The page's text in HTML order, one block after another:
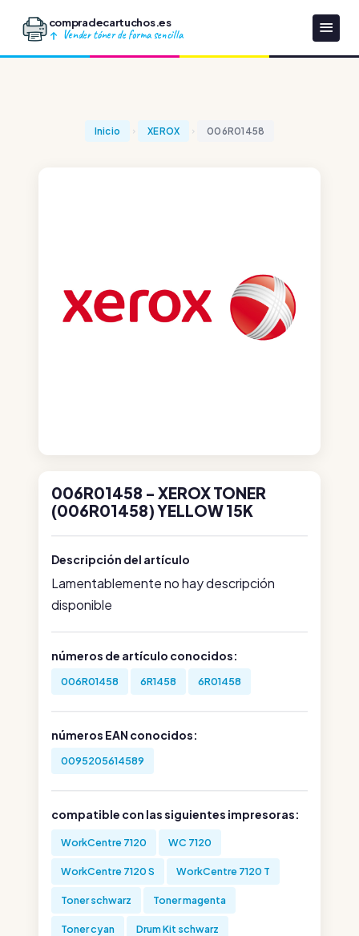
compradecartuchos.es
Vender tóner de forma sencilla
Inicio XEROX 006R01458
006R01458 - XEROX TONER
(006R01458) YELLOW 15K
Descripción del artículo
Lamentablemente no hay descripción
disponible
números de artículo conocidos:
006R01458 6R1458 6R01458
números EAN conocidos:
0095205614589
compatible con las siguientes impresoras:
WorkCentre 7120 WC 7120
WorkCentre 7120 S WorkCentre 7120 T
Toner schwarz Toner magenta
Toner cyan Drum Kit schwarz